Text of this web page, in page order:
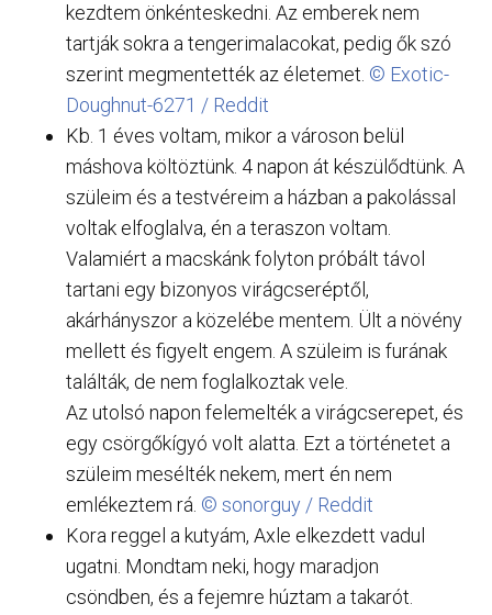
kezdtem önkénteskedni. Az emberek nem
tartják sokra a tengerimalacokat, pedig ők szó
szerint megmentették az életemet. © Exotic-
Doughnut-6271 / Reddit
Kb. 1 éves voltam, mikor a városon belül
máshova költöztünk. 4 napon át készülődtünk. A
szüleim és a testvéreim a házban a pakolással
voltak elfoglalva, én a teraszon voltam.
Valamiért a macskánk folyton próbált távol
tartani egy bizonyos virágcseréptől,
akárhányszor a közelébe mentem. Ült a növény
mellett és figyelt engem. A szüleim is furának
találták, de nem foglalkoztak vele.
Az utolsó napon felemelték a virágcserepet, és
egy csörgőkígyó volt alatta. Ezt a történetet a
szüleim mesélték nekem, mert én nem
emlékeztem rá. © sonorguy / Reddit
Kora reggel a kutyám, Axle elkezdett vadul
ugatni. Mondtam neki, hogy maradjon
csöndben, és a fejemre húztam a takarót.